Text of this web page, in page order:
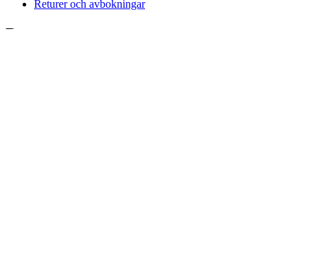
Returer och avbokningar
Programvara